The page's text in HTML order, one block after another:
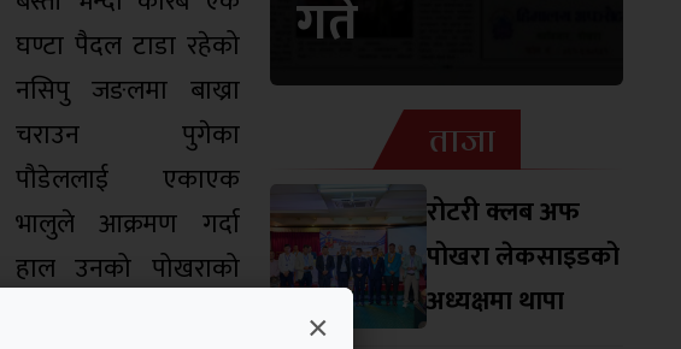
घण्टा पैदल टाडा रहेको
नसिपु जङलमा बाख्रा
चराउन पुगेका
पौडेललाई एकाएक
भालुले आक्रमण गर्दा
हाल उनको पोखराको
गते
ताजा
रोटरी क्लब अफ
पोखरा लेकसाइडको
अध्यक्षमा थापा
×